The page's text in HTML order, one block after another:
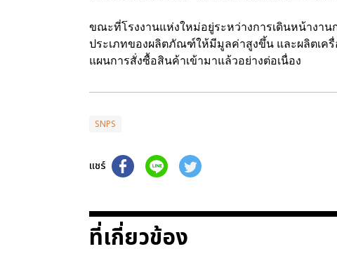
ขณะที่โรงงานแห่งใหม่อยู่ระหว่างการเดินหน้างาน
ประเภทของผลิตภัณฑ์ให้มีมูลค่าสูงขึ้น และผลิตเค
แผนการสั่งซื้อสินค้าเข้ามาแล้วอย่างต่อเนื่อง
SNPS
แชร์
ที่เกี่ยวข้อง